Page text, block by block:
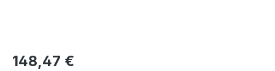
Regulärer Preis:
148,47 €